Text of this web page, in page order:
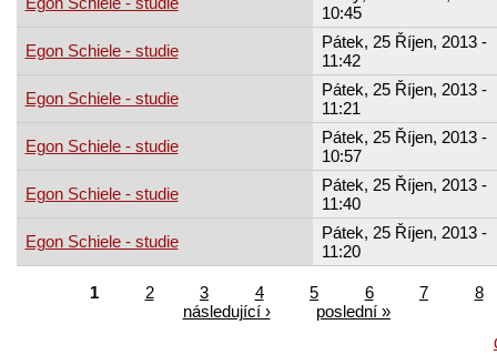
10:45
Egon Schiele - studie
Pátek, 25 Říjen, 2013 -
11:42
Egon Schiele - studie
Pátek, 25 Říjen, 2013 -
11:21
Egon Schiele - studie
Pátek, 25 Říjen, 2013 -
10:57
Egon Schiele - studie
Pátek, 25 Říjen, 2013 -
11:40
Egon Schiele - studie
Pátek, 25 Říjen, 2013 -
11:20
1 2 3 4 5 6 7
8
následující ›
poslední »